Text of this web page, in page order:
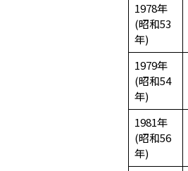
1978年
(昭和53
年)
1979年
(昭和54
年)
1981年
(昭和56
年)